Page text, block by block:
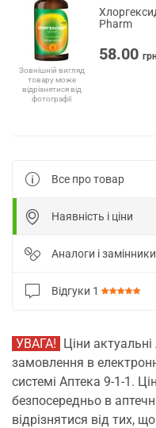
Зовнішній вигляд
товару може
відрізнятися від
фотографії
Pharm
58.00
Все про товар
Наявність і ціни
Аналоги і замінники
Відгуки 1
УВАГА! Ціни
замовлення в
системі Аптека 9-1-1.
безпосередньо в
відрізнятися від тих,